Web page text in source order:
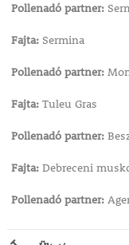
Pollenadó partner:
Fajta:Sermina
Pollenadó partner:
Fajta:Tuleu Gras
Pollenadó partner:
Fajta:Debreceni
Pollenadó partner: